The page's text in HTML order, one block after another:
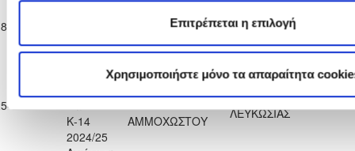
Επιτρέπεται η επιλογή
Χρησιμοποιήστε μόνο τα απαραίτητα
01-2025
Κ-14
2024/25
ΟΜΟΝΟΙΑ
ΛΕΥΚΩΣΙΑΣ 0 4ΕΘΝΙΚΟΣ ΑΣΣΙΑΣ
01-2025
Ανώτατη
Παίδων
Κ-14
2024/25
ΣΑΛΑΜΙΝΑ
ΑΜΜΟΧΩΣΤΟΥ
1 0ΟΜΟΝΟΙΑ
ΛΕΥΚΩΣΙΑΣ
57'